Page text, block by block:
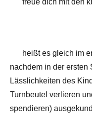
freue dich mit den
heißt es gleich im
nachdem in der ersten
Lässlichkeiten des
Turnbeutel verlieren
spendieren)